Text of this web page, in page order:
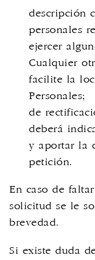
descripción
personales
ejercer
Cualquier
facilite la
de
deberá
y aportar la
petición.
En caso de
solicitud se le
brevedad.
Si existe duda